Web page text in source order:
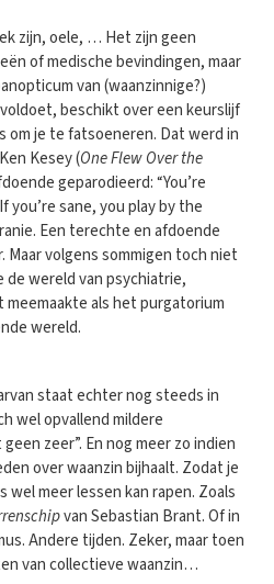
zijn, oele, … Het zijn geen
of medische bevindingen, maar
van (waanzinnige?)
beschikt over een keurslijf
om je te fatsoeneren. Dat werd in
Kesey (One Flew Over the
geparodieerd: “You’re
you’re sane, you play by the
Een terechte en afdoende
Maar volgens sommigen toch niet
de wereld van psychiatrie,
als het purgatorium
wereld.
staat echter nog steeds in
wel opvallend mildere
zeer”. En nog meer zo indien
over waanzin bijhaalt. Zodat je
wel meer lessen kan rapen. Zoals
van Sebastian Brant. Of in
Andere tijden. Zeker, maar toen
van collectieve waanzin…